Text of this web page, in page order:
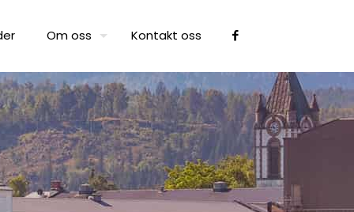
Om oss Kontakt oss